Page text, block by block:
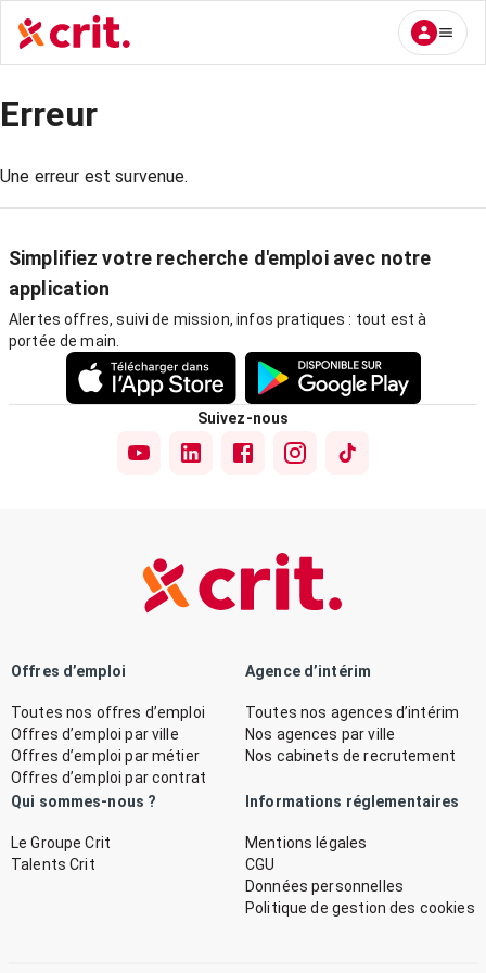
Erreur
Une erreur est survenue.
Simplifiez votre recherche d'emploi avec notre
application
Alertes offres, suivi de mission, infos pratiques : tout est à
portée de main.
Suivez-nous
Offres d’emploi
Toutes nos offres d’emploi
Offres d’emploi par ville
Offres d’emploi par métier
Offres d’emploi par contrat
Agence d’intérim
Toutes nos agences d’intérim
Nos agences par ville
Nos cabinets de recrutement
Qui sommes-nous ?
Le Groupe Crit
Talents Crit
Informations réglementaires
Mentions légales
CGU
Données personnelles
Politique de gestion des cookies